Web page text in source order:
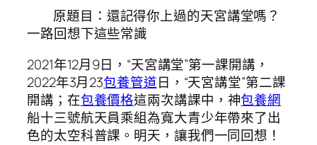
原題目：還記得你上過的天宮講堂嗎？
一路回想下這些常識
2021年12月9日，“天宮講堂”第一課開講，
2022年3月23包養管道日，“天宮講堂”第二課
開講；在包養價格這兩次講課中，神包養網
船十三號航天員乘組為寬大青少年帶來了出
色的太空科普課。明天，讓我們一同回想！